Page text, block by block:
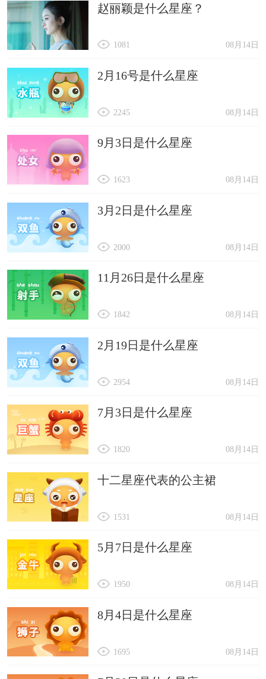
赵丽颖是什么星座？
08月14日
1081
2月16号是什么星座
08月14日
2245
9月3日是什么星座
08月14日
1623
3月2日是什么星座
08月14日
2000
11月26日是什么星座
08月14日
1842
2月19日是什么星座
08月14日
2954
7月3日是什么星座
08月14日
1820
十二星座代表的公主裙
08月14日
1531
5月7日是什么星座
08月14日
1950
8月4日是什么星座
08月14日
1695